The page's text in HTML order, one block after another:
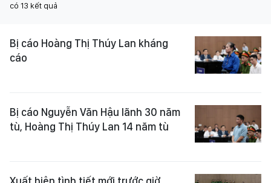
có 13 kết quả
Bị cáo Hoàng Thị Thúy Lan kháng
cáo
Bị cáo Nguyễn Văn Hậu lãnh 30 năm
tù, Hoàng Thị Thúy Lan 14 năm tù